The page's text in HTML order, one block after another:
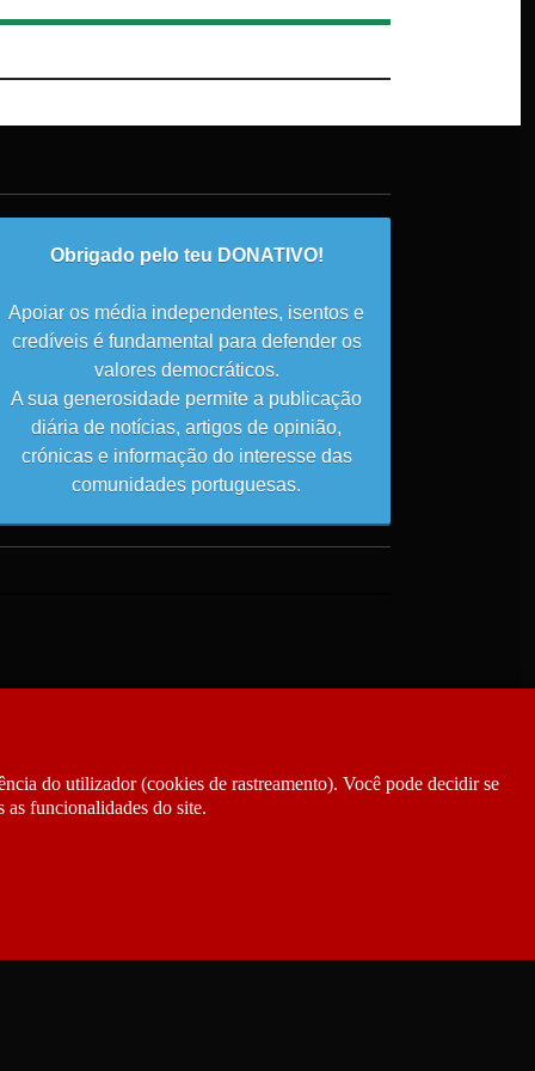
Obrigado pelo teu DONATIVO!
Apoiar os média independentes, isentos e
credíveis é fundamental para defender os
valores democráticos.
A sua generosidade permite a publicação
diária de notícias, artigos de opinião,
crónicas e informação do interesse das
comunidades portuguesas.
do utilizador (cookies de rastreamento). Você pode decidir se
as funcionalidades do site.